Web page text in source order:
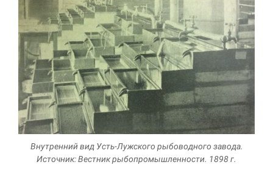
Внутренний вид Усть-Лужского рыбоводного завода.
Источник: Вестник рыбопромышленности. 1898 г.